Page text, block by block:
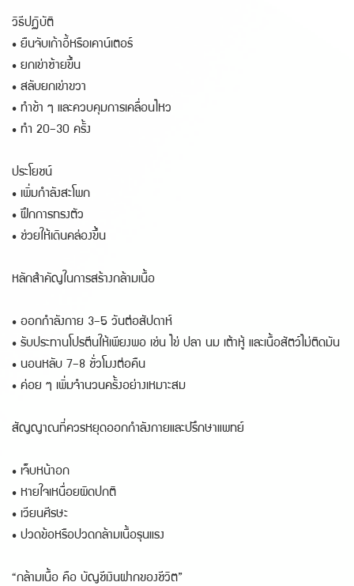
วิธีปฏิบัติ
• ยืนจับเก้าอี้หรือเคาน์เตอร์
• ยกเข่าซ้ายขึ้น
• สลับยกเข่าขวา
• ทำช้า ๆ และควบคุมการเคลื่อนไหว
• ทำ 20–30 ครั้ง
ประโยชน์
• เพิ่มกำลังสะโพก
• ฝึกการทรงตัว
• ช่วยให้เดินคล่องขึ้น
หลักสำคัญในการสร้างกล้ามเนื้อ
• ออกกำลังกาย 3–5 วันต่อสัปดาห์
• รับประทานโปรตีนให้เพียงพอ เช่น ไข่ ปลา นม เต้าหู้ และเนื้อสัตว์ไม่ติดมัน
• นอนหลับ 7–8 ชั่วโมงต่อคืน
• ค่อย ๆ เพิ่มจำนวนครั้งอย่างเหมาะสม
สัญญาณที่ควรหยุดออกกำลังกายและปรึกษาแพทย์
• เจ็บหน้าอก
• หายใจเหนื่อยผิดปกติ
• เวียนศีรษะ
• ปวดข้อหรือปวดกล้ามเนื้อรุนแรง
“กล้ามเนื้อ คือ บัญชีเงินฝากของชีวิต”